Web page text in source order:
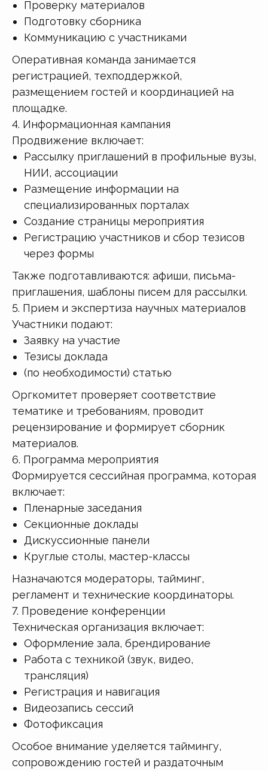
Проверку материалов
Подготовку сборника
Коммуникацию с участниками
Оперативная команда занимается
регистрацией, техподдержкой,
размещением гостей и координацией на
площадке.
4. Информационная кампания
Продвижение включает:
Рассылку приглашений в профильные вузы,
НИИ, ассоциации
Размещение информации на
специализированных порталах
Создание страницы мероприятия
Регистрацию участников и сбор тезисов
через формы
Также подготавливаются: афиши, письма-
приглашения, шаблоны писем для рассылки.
5. Прием и экспертиза научных материалов
Участники подают:
Заявку на участие
Тезисы доклада
(по необходимости) статью
Оргкомитет проверяет соответствие
тематике и требованиям, проводит
рецензирование и формирует сборник
материалов.
6. Программа мероприятия
Формируется сессийная программа, которая
включает:
Пленарные заседания
Секционные доклады
Дискуссионные панели
Круглые столы, мастер-классы
Назначаются модераторы, тайминг,
регламент и технические координаторы.
7. Проведение конференции
Техническая организация включает:
Оформление зала, брендирование
Работа с техникой (звук, видео,
трансляция)
Регистрация и навигация
Видеозапись сессий
Фотофиксация
Особое внимание уделяется таймингу,
сопровождению гостей и раздаточным